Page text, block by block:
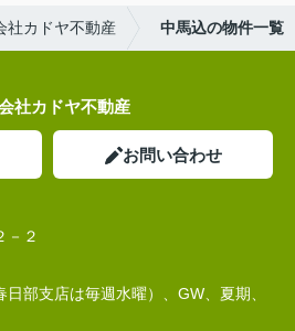
社カドヤ不動産 中馬込の物件一覧
社カドヤ不動産
お問い合わせ
－２
部支店は毎週水曜）、GW、夏期、